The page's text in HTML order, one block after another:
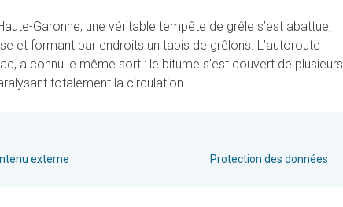
Garonne, une véritable tempête de grêle s’est abattue,
et formant par endroits un tapis de grêlons. L’autoroute
a connu le même sort : le bitume s’est couvert de plusieurs
totalement la circulation.
externe Protection des données